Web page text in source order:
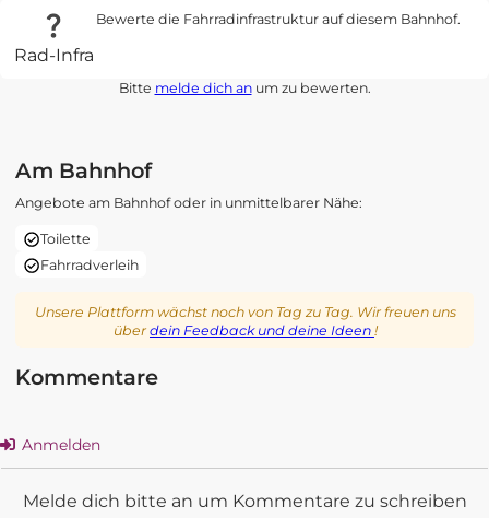
Rad-Infra
Bewerte die Fahrradinfrastruktur auf diesem Bahnhof.
Bitte melde dich anum zu bewerten.
Am Bahnhof
Angebote am Bahnhof oder in unmittelbarer Nähe:
Toilette
Fahrradverleih
Unsere Plattform wächst noch von Tag zu Tag. Wir freuen uns
überdein Feedback und deine Ideen !
Kommentare
Anmelden
Melde dich bitte an um Kommentare zu schreiben